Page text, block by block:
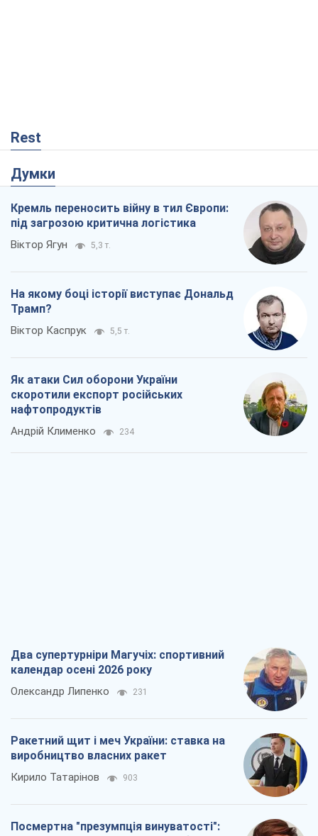
Rest
Думки
Кремль переносить війну в тил Європи:
під загрозою критична логістика
Віктор Ягун 5,3 т.
На якому боці історії виступає Дональд
Трамп?
Віктор Каспрук 5,5 т.
Як атаки Сил оборони України
скоротили експорт російських
нафтопродуктів
Андрій Клименко 234
Два супертурніри Магучіх: спортивний
календар осені 2026 року
Олександр Липенко 231
Ракетний щит і меч України: ставка на
виробництво власних ракет
Кирило Татарінов 903
Посмертна "презумпція винуватості":